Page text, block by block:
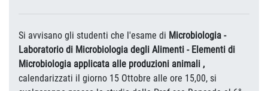
Si avvisano gli studenti che l'esame di Microbiologia -
Laboratorio di Microbiologia degli Alimenti - Elementi di
Microbiologia applicata alle produzioni animali ,
calendarizzati il giorno 15 Ottobre alle ore 15,00, si